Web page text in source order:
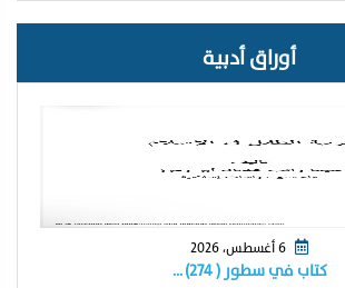
أوراق أدبية
كتاب في سطور ( ٢٧٤) …